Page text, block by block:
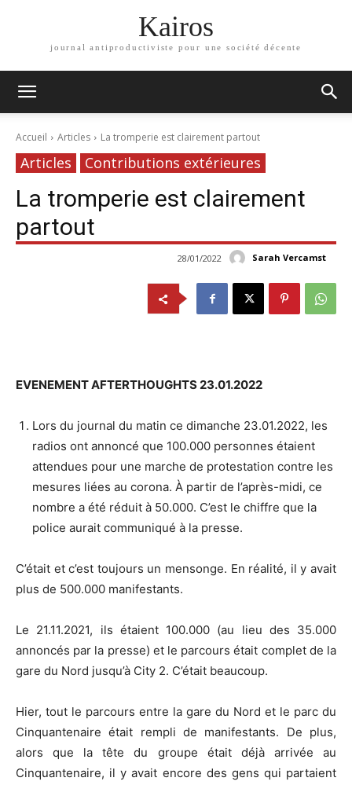
Kairos
journal antiproductiviste pour une société décente
Accueil Articles La tromperie est clairement partout
Articles Contributions extérieures
La tromperie est clairement
partout
Sarah Vercamst
28/01/2022
EVENEMENT AFTERTHOUGHTS 23.01.2022
Lors du journal du matin ce dimanche 23.01.2022, les
radios ont annoncé que 100.000 personnes étaient
attendues pour une marche de protestation contre les
mesures liées au corona. À partir de l’après-midi, ce
nombre a été réduit à 50.000. C’est le chiffre que la
police aurait communiqué à la presse.
C’était et c’est toujours un mensonge. En réalité, il y avait
plus de 500.000 manifestants.
Le 21.11.2021, ils étaient 100.000 (au lieu des 35.000
annoncés par la presse) et le parcours était complet de la
gare du Nord jusqu’à City 2. C’était beaucoup.
Hier, tout le parcours entre la gare du Nord et le parc du
Cinquantenaire était rempli de manifestants. De plus,
alors que la tête du groupe était déjà arrivée au
Cinquantenaire, il y avait encore des gens qui partaient